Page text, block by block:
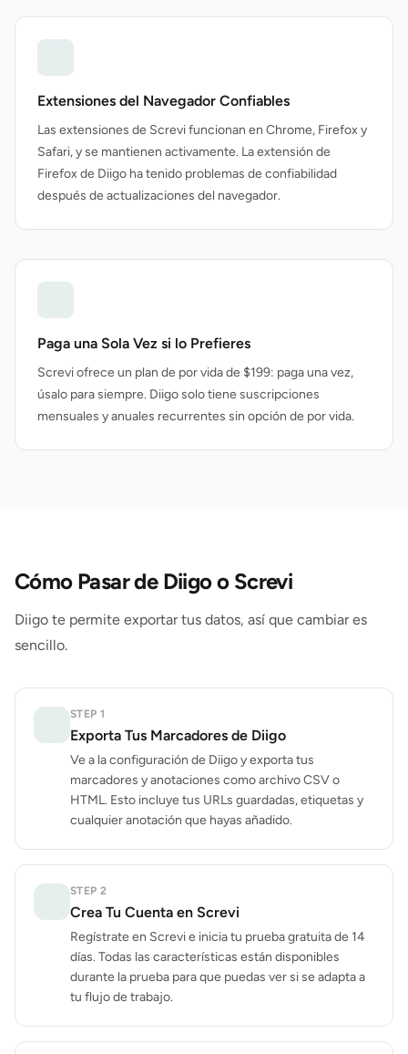
Extensiones del Navegador Confiables
Las extensiones de Screvi funcionan en Chrome, Firefox y
Safari, y se mantienen activamente. La extensión de
Firefox de Diigo ha tenido problemas de confiabilidad
después de actualizaciones del navegador.
Paga una Sola Vez si lo Prefieres
Screvi ofrece un plan de por vida de $199: paga una vez,
úsalo para siempre. Diigo solo tiene suscripciones
mensuales y anuales recurrentes sin opción de por vida.
Cómo Pasar de Diigo o Screvi
Diigo te permite exportar tus datos, así que cambiar es
sencillo.
STEP 1
Exporta Tus Marcadores de Diigo
Ve a la configuración de Diigo y exporta tus
marcadores y anotaciones como archivo CSV o
HTML. Esto incluye tus URLs guardadas, etiquetas y
cualquier anotación que hayas añadido.
STEP 2
Crea Tu Cuenta en Screvi
Regístrate en Screvi e inicia tu prueba gratuita de 14
días. Todas las características están disponibles
durante la prueba para que puedas ver si se adapta a
tu flujo de trabajo.